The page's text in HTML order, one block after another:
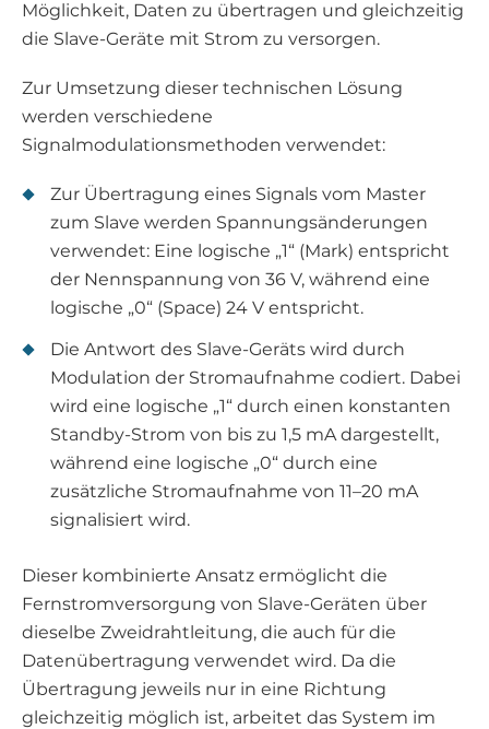
Möglichkeit, Daten zu übertragen und gleichzeitig
die Slave-Geräte mit Strom zu versorgen.
Zur Umsetzung dieser technischen Lösung
werden verschiedene
Signalmodulationsmethoden verwendet:
Zur Übertragung eines Signals vom Master
zum Slave werden Spannungsänderungen
verwendet: Eine logische „1“ (Mark) entspricht
der Nennspannung von 36 V, während eine
logische „0“ (Space) 24 V entspricht.
Die Antwort des Slave-Geräts wird durch
Modulation der Stromaufnahme codiert. Dabei
wird eine logische „1“ durch einen konstanten
Standby-Strom von bis zu 1,5 mA dargestellt,
während eine logische „0“ durch eine
zusätzliche Stromaufnahme von 11–20 mA
signalisiert wird.
Dieser kombinierte Ansatz ermöglicht die
Fernstromversorgung von Slave-Geräten über
dieselbe Zweidrahtleitung, die auch für die
Datenübertragung verwendet wird. Da die
Übertragung jeweils nur in eine Richtung
gleichzeitig möglich ist, arbeitet das System im